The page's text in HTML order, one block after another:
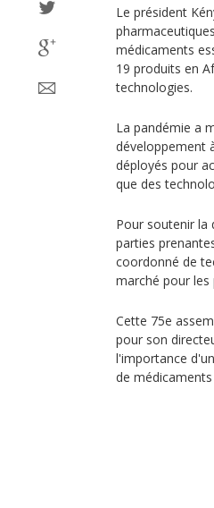
Le président
médicaments
19 produits en
technologies.
La pandémie a
développement
déployés pour
que des
Pour soutenir la
parties
coordonné de
marché pour
Cette 75e
pour son
l'importance
de